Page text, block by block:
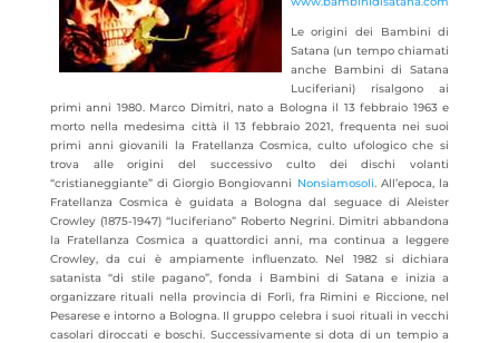
Le origini dei Bambini di
Satana (un tempo chiamati
anche Bambini di Satana
Luciferiani) risalgono ai
primi anni 1980. Marco Dimitri, nato a Bologna il 13 febbraio 1963 e
morto nella medesima città il 13 febbraio 2021, frequenta nei suoi
primi anni giovanili la Fratellanza Cosmica, culto ufologico che si
trova alle origini del successivo culto dei dischi volanti
“cristianeggiante” di Giorgio Bongiovanni Nonsiamosoli. All’epoca, la
Fratellanza Cosmica è guidata a Bologna dal seguace di Aleister
Crowley (1875-1947) “luciferiano” Roberto Negrini. Dimitri abbandona
la Fratellanza Cosmica a quattordici anni, ma continua a leggere
Crowley, da cui è ampiamente influenzato. Nel 1982 si dichiara
satanista “di stile pagano”, fonda i Bambini di Satana e inizia a
organizzare rituali nella provincia di Forlì, fra Rimini e Riccione, nel
Pesarese e intorno a Bologna. Il gruppo celebra i suoi rituali in vecchi
casolari diroccati e boschi. Successivamente si dota di un tempio a